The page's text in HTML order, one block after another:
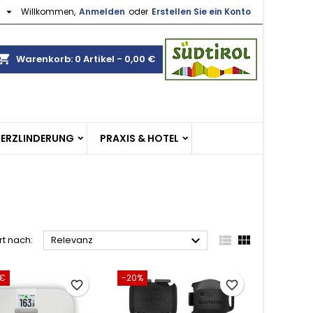
Willkommen, Anmelden oder Erstellen Sie ein Konto

Warenkorb: 0 Artikel - 0,00 €
PRAXIS & HOTEL
nach: Relevanz   
favorite_border
-20%
favorite_border